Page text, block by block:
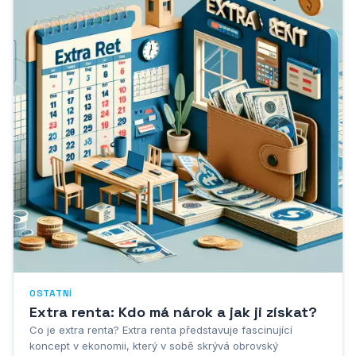
OSTATNÍ
Extra renta: Kdo má nárok a jak ji získat?
Co je extra renta? Extra renta představuje fascinující
koncept v ekonomii, který v sobě skrývá obrovský